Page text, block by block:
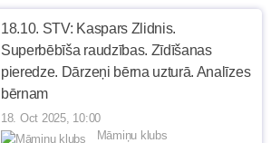
18.10. STV: Kaspars Zlidnis.
Superbēbīša raudzības. Zīdīšanas
pieredze. Dārzeņi bērna uzturā. Analīzes
bērnam
18. Oct 2025, 10:00
Māmiņu klubs